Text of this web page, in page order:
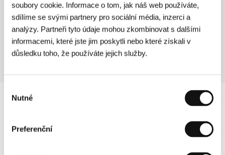
soubory cookie. Informace o tom, jak náš web používáte,
sdílíme se svými partnery pro sociální média, inzerci a
analýzy. Partneři tyto údaje mohou zkombinovat s dalšími
informacemi, které jste jim poskytli nebo které získali v
důsledku toho, že používáte jejich služby.
souhlasu
Nutné
Preferenční
Zásilka
(Delivery)
Režie: Till Nowak / Německo, 2005, 9 min